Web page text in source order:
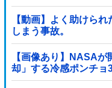
【動画】よく助けら
しまう事故。
【画像あり】NASA
却」する冷感ポンチョ